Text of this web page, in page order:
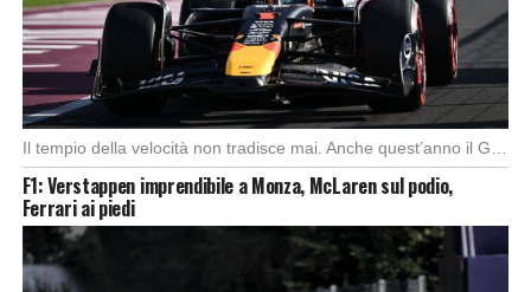
Foto: SkySport
F1: Verstappen imprendibile a Monza, McLaren sul podio,
Ferrari ai piedi